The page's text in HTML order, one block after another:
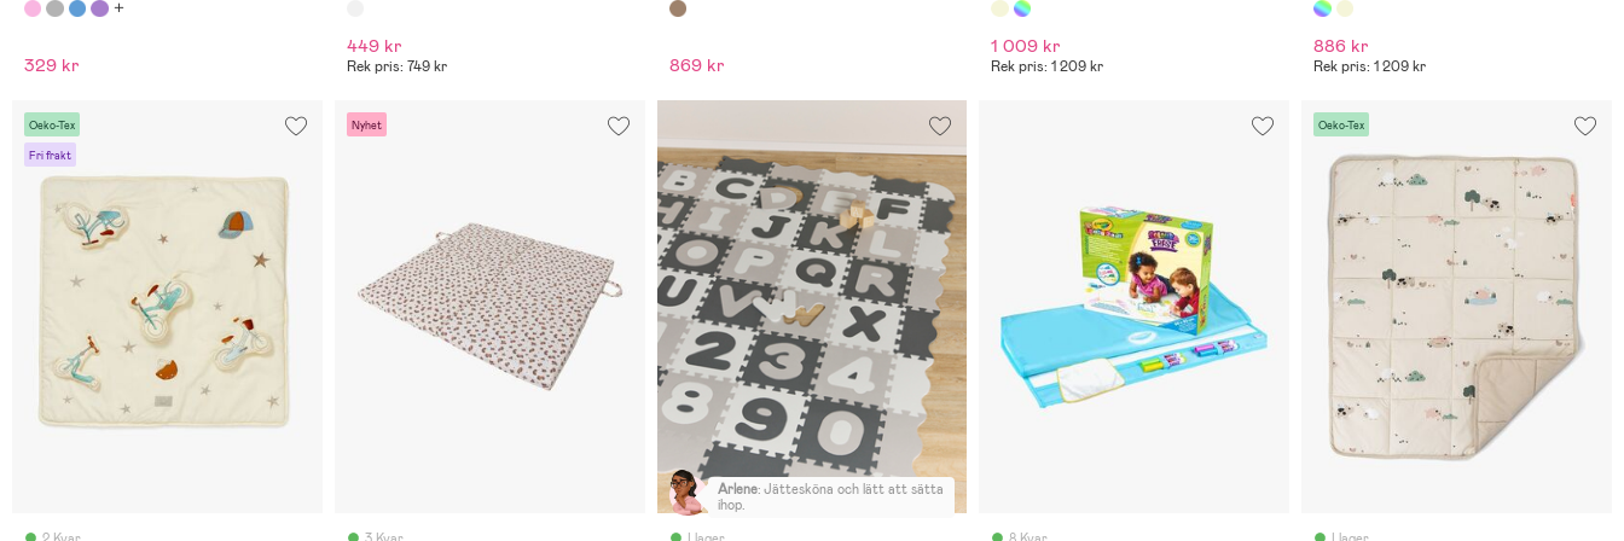
329 kr
449 kr
Rek pris: 749 kr 869 kr
1 009 kr
Rek pris: 1 209 kr
886 kr
Rek pris: 1 209 kr
Oeko-Tex
Fri frakt
Nyhet
Arlene: Jättesköna och lätt att sätta
ihop.
Oeko-Tex